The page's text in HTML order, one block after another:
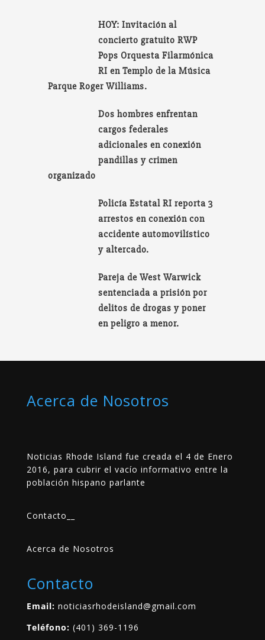
HOY: Invitación al
concierto gratuito RWP
Pops Orquesta Filarmónica
RI en Templo de la Música
Parque Roger Williams.
Dos hombres enfrentan
cargos federales
adicionales en conexión
pandillas y crimen
organizado
Policía Estatal RI reporta 3
arrestos en conexión con
accidente automovilístico
y altercado.
Pareja de West Warwick
sentenciada a prisión por
delitos de drogas y poner
en peligro a menor.
Acerca de Nosotros
Noticias Rhode Island fue creada el 4 de Enero
2016, para cubrir el vacío informativo entre la
población hispano parlante
Contacto
Acerca de Nosotros
Contacto
Email: noticiasrhodeisland@gmail.com
Teléfono: (401) 369-1196